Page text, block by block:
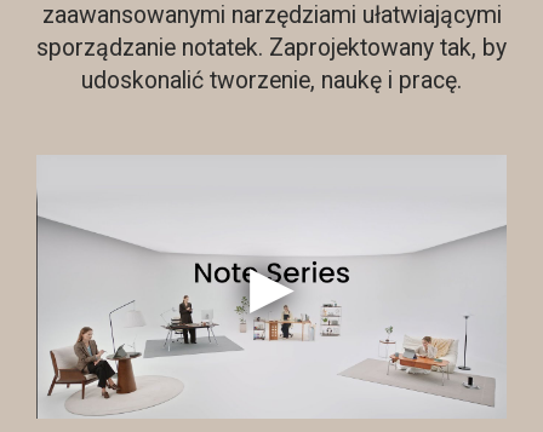
zaawansowanymi narzędziami ułatwiającymi
sporządzanie notatek. Zaprojektowany tak, by
udoskonalić tworzenie, naukę i pracę.